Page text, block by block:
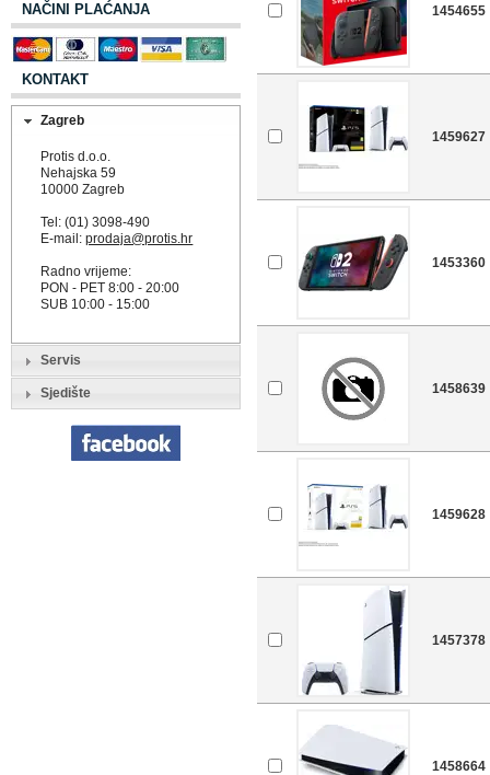
NAČINI PLAĆANJA
KONTAKT
Zagreb
Protis d.o.o.
Nehajska 59
10000 Zagreb
Tel: (01) 3098-490
E-mail:prodaja@protis.hr
Radno vrijeme:
PON - PET 8:00 - 20:00
SUB 10:00 - 15:00
Servis
Sjedište
1454655
1459627
1453360
1458639
1459628
1457378
1458664